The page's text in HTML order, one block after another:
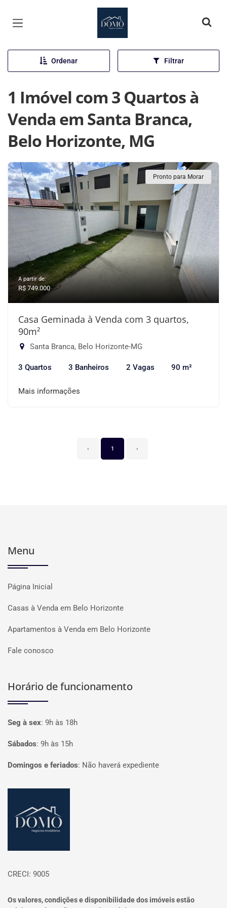
Página inicial
Ordenar Filtrar
1 Imóvel com 3 Quartos à
Venda em Santa Branca,
Belo Horizonte, MG
Pronto para Morar
A partir de:
R$ 749.000
Casa Geminada à Venda com 3 quartos,
90m²
Santa Branca, Belo Horizonte-MG
3 Quartos 3 Banheiros 2 Vagas 90 m²
Mais informações
‹ 1 ›
Menu
Página Inicial
Casas à Venda em Belo Horizonte
Apartamentos à Venda em Belo Horizonte
Fale conosco
Horário de funcionamento
Seg à sex: 9h às 18h
Sábados: 9h às 15h
Domingos e feriados: Não haverá expediente
CRECI: 9005
Os valores, condições e disponibilidade dos imóveis estão